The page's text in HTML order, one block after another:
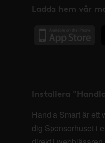
Ladda hem vår
Installera
Handla Smart är ett
dig Sponsorhuset i